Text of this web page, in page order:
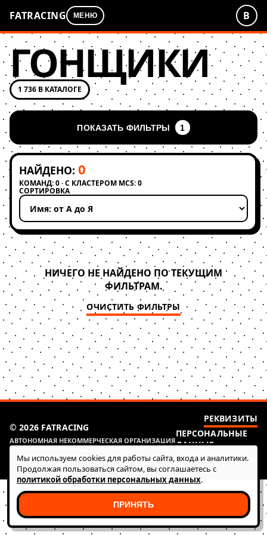
FATRACING МЕНЮ В
ГОНЩИКИ
1 736 В КАТАЛОГЕ
ПОКАЗАТЬ ФИЛЬТРЫ 1
НАЙДЕНО: 0
КОМАНД: 0 · С КЛАСТЕРОМ MCS: 0
СОРТИРОВКА
Применить сортировку
НИЧЕГО НЕ НАЙДЕНО ПО ТЕКУЩИМ
ФИЛЬТРАМ.
ОЧИСТИТЬ ФИЛЬТРЫ
© 2026 FATRACING
АВТОНОМНАЯ НЕКОММЕРЧЕСКАЯ ОРГАНИЗАЦИЯ
РАЗВИТИЯ ВЕЛОСИПЕДНОГО ДВИЖЕНИЯ "КЛУБ
ФАТ РЭЙСИНГ (ГОНКИ)"
РЕКВИЗИТЫ
ПЕРСОНАЛЬНЫЕ
ДАННЫЕ
HEALTH
Мы используем cookies для работы сайта, входа и аналитики.
Продолжая пользоваться сайтом, вы соглашаетесь с
политикой обработки персональных данных.
ПРИНЯТЬ